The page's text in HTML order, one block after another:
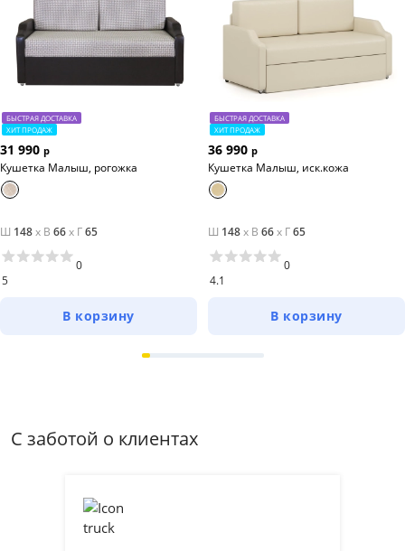
БЫСТРАЯ ДОСТАВКА
ХИТ ПРОДАЖ
31 990 р
Кушетка Малыш, рогожка
Ш 148x В 66x Г65
5
0
В корзину
БЫСТРАЯ ДОСТАВКА
ХИТ ПРОДАЖ
36 990 р
Кушетка Малыш, иск.кожа
Ш 148x В 66x Г65
4.1
0
В корзину
С заботой о клиентах